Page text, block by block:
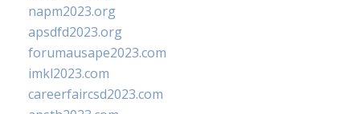
napm2023.org
apsdfd2023.org
forumausape2023.com
imkl2023.com
careerfaircsd2023.com